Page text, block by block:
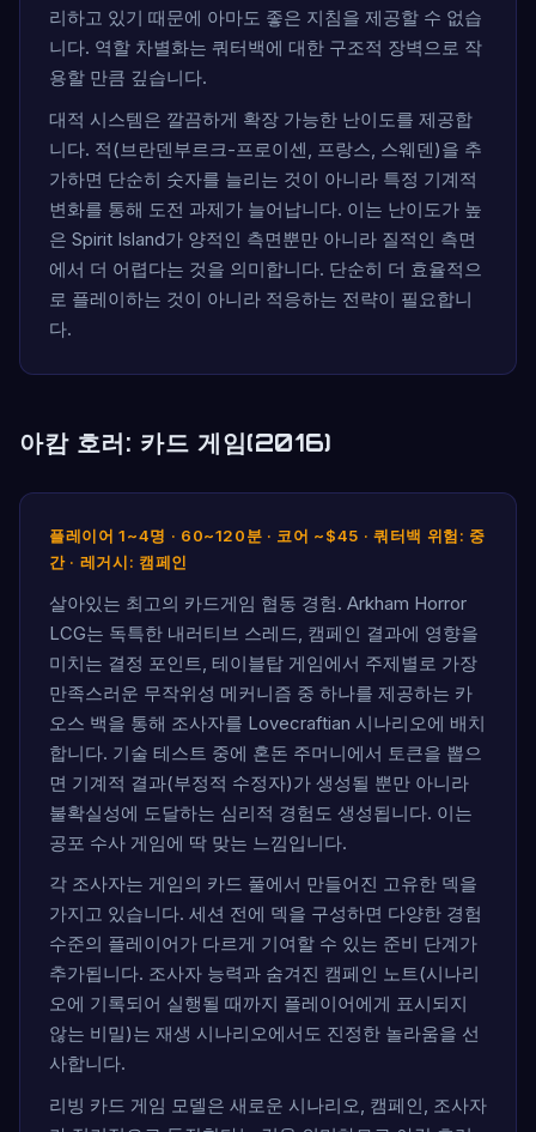
리하고 있기 때문에 아마도 좋은 지침을 제공할 수 없습
니다. 역할 차별화는 쿼터백에 대한 구조적 장벽으로 작
용할 만큼 깊습니다.
대적 시스템은 깔끔하게 확장 가능한 난이도를 제공합
니다. 적(브란덴부르크-프로이센, 프랑스, ​​스웨덴)을 추
가하면 단순히 숫자를 늘리는 것이 아니라 특정 기계적
변화를 통해 도전 과제가 늘어납니다. 이는 난이도가 높
은 Spirit Island가 양적인 측면뿐만 아니라 질적인 측면
에서 더 어렵다는 것을 의미합니다. 단순히 더 효율적으
로 플레이하는 것이 아니라 적응하는 전략이 필요합니
다.
아캄 호러: 카드 게임(2016)
플레이어 1~4명 · 60~120분 · 코어 ~$45 · 쿼터백 위험: 중
간 · 레거시: 캠페인
살아있는 최고의 카드게임 협동 경험. Arkham Horror
LCG는 독특한 내러티브 스레드, 캠페인 결과에 영향을
미치는 결정 포인트, 테이블탑 게임에서 주제별로 가장
만족스러운 무작위성 메커니즘 중 하나를 제공하는 카
오스 백을 통해 조사자를 Lovecraftian 시나리오에 배치
합니다. 기술 테스트 중에 혼돈 주머니에서 토큰을 뽑으
면 기계적 결과(부정적 수정자)가 생성될 뿐만 아니라
불확실성에 도달하는 심리적 경험도 생성됩니다. 이는
공포 수사 게임에 딱 맞는 느낌입니다.
각 조사자는 게임의 카드 풀에서 만들어진 고유한 덱을
가지고 있습니다. 세션 전에 덱을 구성하면 다양한 경험
수준의 플레이어가 다르게 기여할 수 있는 준비 단계가
추가됩니다. 조사자 능력과 숨겨진 캠페인 노트(시나리
오에 기록되어 실행될 때까지 플레이어에게 표시되지
않는 비밀)는 재생 시나리오에서도 진정한 놀라움을 선
사합니다.
리빙 카드 게임 모델은 새로운 시나리오, 캠페인, 조사자